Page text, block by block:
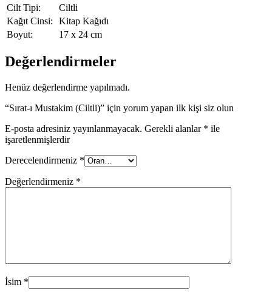
Cilt Tipi:
Ciltli
Kağıt Cinsi:
Kitap Kağıdı
Boyut:
17 x 24 cm
Değerlendirmeler
Henüz değerlendirme yapılmadı.
“Sırat-ı Mustakim (Ciltli)” için yorum yapan ilk kişi siz olun
E-posta adresiniz yayınlanmayacak. Gerekli alanlar * ile
işaretlenmişlerdir
Derecelendirmeniz *
Değerlendirmeniz *
İsim *